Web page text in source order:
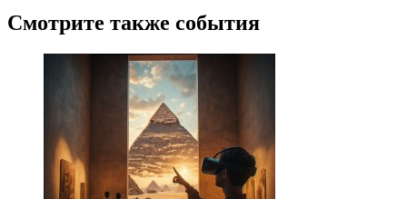
Смотрите также события